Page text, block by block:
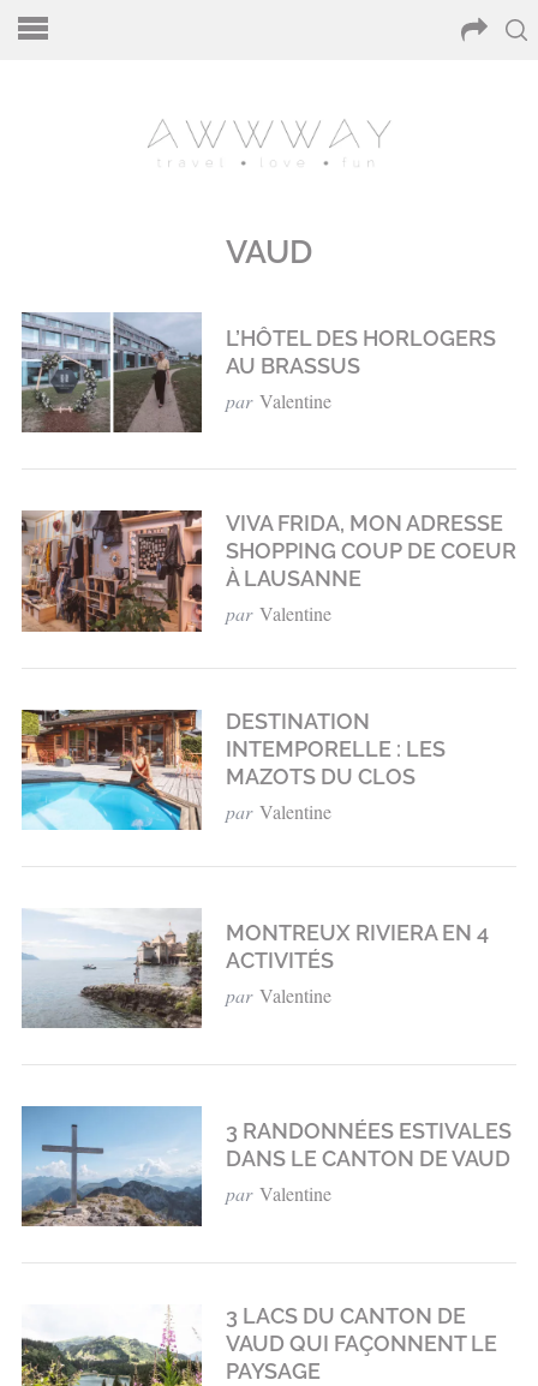
VAUD
L’HÔTEL DES HORLOGERS
AU BRASSUS
par Valentine
VIVA FRIDA, MON ADRESSE
SHOPPING COUP DE COEUR
À LAUSANNE
par Valentine
DESTINATION
INTEMPORELLE : LES
MAZOTS DU CLOS
par Valentine
MONTREUX RIVIERA EN 4
ACTIVITÉS
par Valentine
3 RANDONNÉES ESTIVALES
DANS LE CANTON DE VAUD
par Valentine
3 LACS DU CANTON DE
VAUD QUI FAÇONNENT LE
PAYSAGE